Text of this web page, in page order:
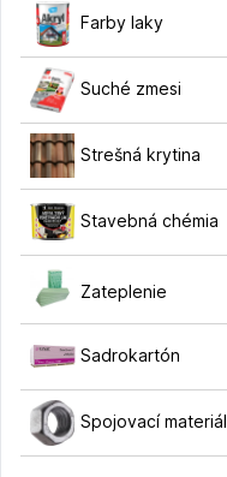
Farby laky
Suché zmesi
Strešná krytina
Stavebná chémia
Zateplenie
Sadrokartón
Spojovací materiál